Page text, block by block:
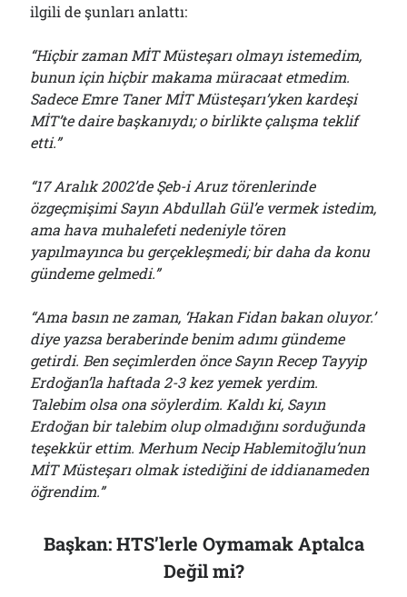
ilgili de şunları anlattı:
“Hiçbir zaman MİT Müsteşarı olmayı istemedim,
bunun için hiçbir makama müracaat etmedim.
Sadece Emre Taner MİT Müsteşarı’yken kardeşi
MİT’te daire başkanıydı; o birlikte çalışma teklif
etti.”
“17 Aralık 2002’de Şeb-i Aruz törenlerinde
özgeçmişimi Sayın Abdullah Gül’e vermek istedim,
ama hava muhalefeti nedeniyle tören
yapılmayınca bu gerçekleşmedi; bir daha da konu
gündeme gelmedi.”
“Ama basın ne zaman, ‘Hakan Fidan bakan oluyor.’
diye yazsa beraberinde benim adımı gündeme
getirdi. Ben seçimlerden önce Sayın Recep Tayyip
Erdoğan’la haftada 2-3 kez yemek yerdim.
Talebim olsa ona söylerdim. Kaldı ki, Sayın
Erdoğan bir talebim olup olmadığını sorduğunda
teşekkür ettim. Merhum Necip Hablemitoğlu’nun
MİT Müsteşarı olmak istediğini de iddianameden
öğrendim.”
Başkan: HTS’lerle Oymamak Aptalca
Değil mi?